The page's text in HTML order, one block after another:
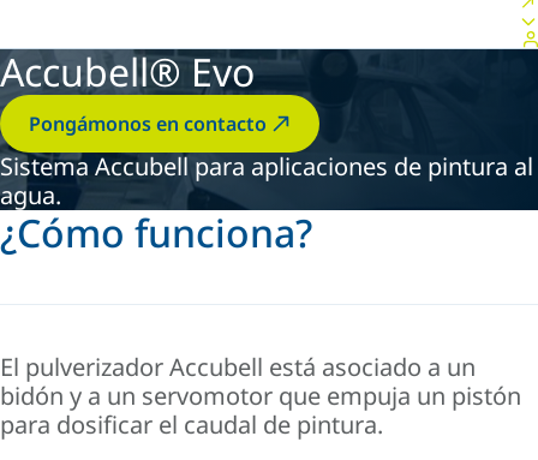
Accubell® Evo
Pongámonos en contacto
Sistema Accubell para aplicaciones de pintura al
agua.
¿Cómo funciona?
El pulverizador Accubell está asociado a un
bidón y a un servomotor que empuja un pistón
para dosificar el caudal de pintura.